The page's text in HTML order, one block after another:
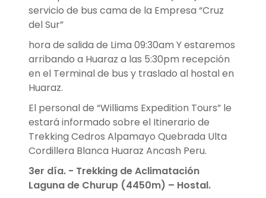
servicio de bus cama de la Empresa “Cruz
del Sur”
hora de salida de Lima 09:30am Y estaremos
arribando a Huaraz a las 5:30pm recepción
en el Terminal de bus y traslado al hostal en
Huaraz.
El personal de “Williams Expedition Tours” le
estará informado sobre el Itinerario de
Trekking Cedros Alpamayo Quebrada Ulta
Cordillera Blanca Huaraz Ancash Peru.
3er día. - Trekking de Aclimatación
Laguna de Churup (4450m) – Hostal.